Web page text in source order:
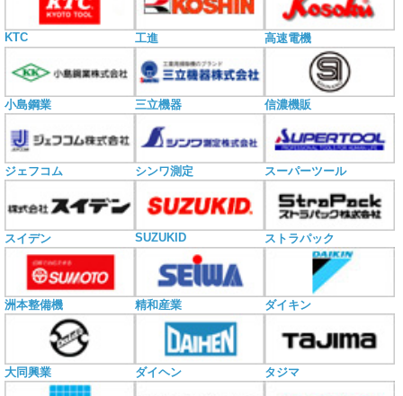
KTC 工進 高速電機
小島鋼業 三立機器 信濃機販
ジェフコム シンワ測定 スーパーツール
スイデン SUZUKID ストラパック
洲本整備機 精和産業 ダイキン
大同興業 ダイヘン タジマ